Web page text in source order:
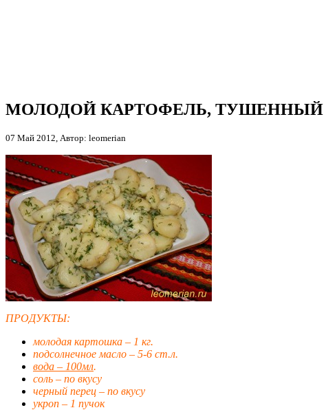
МОЛОДОЙ КАРТОФЕЛЬ, ТУШЕННЫЙ
07 Май 2012, Автор: leomerian
ПРОДУКТЫ:
молодая картошка – 1 кг.
подсолнечное масло – 5-6 ст.л.
вода – 100мл.
соль – по вкусу
черный перец – по вкусу
укроп – 1 пучок